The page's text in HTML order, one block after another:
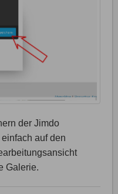
der Jimdo
auf den
Galerie.